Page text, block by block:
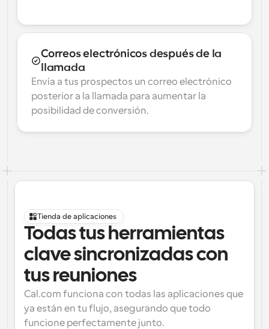
Correos electrónicos después de la
llamada
Envía a tus prospectos un correo electrónico
posterior a la llamada para aumentar la
posibilidad de conversión.
Tienda de aplicaciones
Todas tus herramientas
clave sincronizadas con
tus reuniones
Cal.com funciona con todas las aplicaciones que
ya están en tu flujo, asegurando que todo
funcione perfectamente junto.